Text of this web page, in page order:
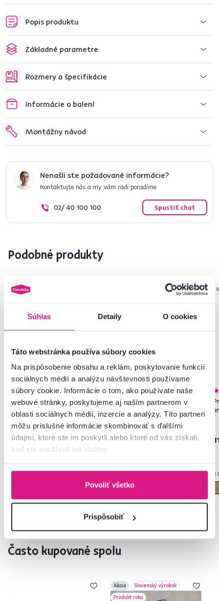
Súhlas Detaily O cookies
Táto webstránka používa súbory cookies
Na prispôsobenie obsahu a reklám, poskytovanie funkcií
sociálnych médií a analýzu návštevnosti používame
súbory cookie. Informácie o tom, ako používate naše
webové stránky, poskytujeme aj našim partnerom v
oblasti sociálnych médií, inzercie a analýzy. Títo partneri
môžu príslušné informácie skombinovať s ďalšími
údajmi, ktoré ste im poskytli alebo ktoré od vás získali,
keď ste používali ich služby.
Povoliť všetko
Prispôsobiť
Popis produktu
Základné parametre
Rozmery a špecifikácie
Informácie o balení
Montážny návod
Nenašli ste požadované informácie?
Kontaktujte nás a my vám radi poradíme
02/ 40 100 100 Spustiť chat
Podobné produkty
Výpredaj
4,7 5
Predsieňová zostava, biela/
čierna, LONDI
99 €
1 Farba - detailná
4,7 11
Predsieňová zostava, dub
sonoma, LADA NEW
125 €
Často kupované spolu
Akcia
Slovenský výrobok
Produkt roku